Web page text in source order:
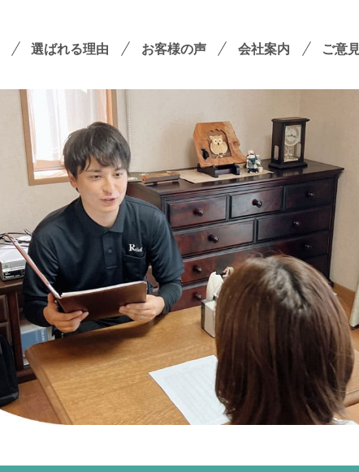
選ばれる理由 お客様の声 会社案内
社長メッセージ
会社概要
採用情報
サステナビリティ
「ユニウェブ」の使い方
フランチャイズ加盟オーナー募集
ご意